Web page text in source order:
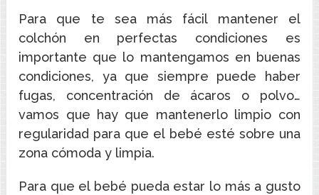
Para que te sea más fácil mantener el
colchón en perfectas condiciones es
importante que lo mantengamos en buenas
condiciones, ya que siempre puede haber
fugas, concentración de ácaros o polvo…
vamos que hay que mantenerlo limpio con
regularidad para que el bebé esté sobre una
zona cómoda y limpia.
Para que el bebé pueda estar lo más a gusto